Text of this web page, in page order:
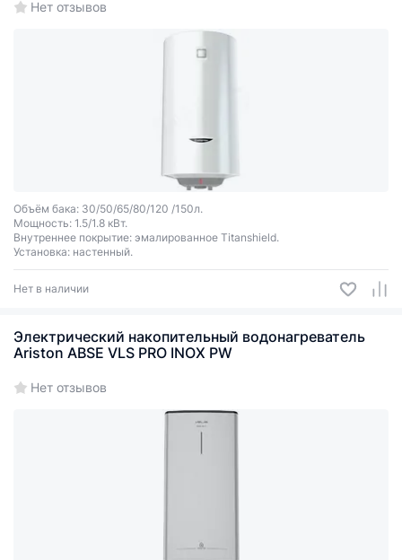
Нет отзывов
Объём бака: 30/50/65/80/120 /150л.
Мощность: 1.5/1.8 кВт.
Внутреннее покрытие: эмалированное Titanshield.
Установка: настенный.
Нет в наличии
Электрический накопительный водонагреватель
Ariston ABSE VLS PRO INOX PW
Нет отзывов